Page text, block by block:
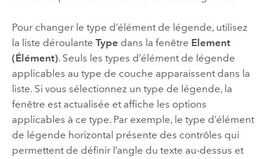
Pour changer le type d’élément de légende, utilisez
la liste déroulante Type dans la fenêtre Element
(Élément). Seuls les types d’élément de légende
applicables au type de couche apparaissent dans la
liste. Si vous sélectionnez un type de légende, la
fenêtre est actualisée et affiche les options
applicables à ce type. Par exemple, le type d’élément
de légende horizontal présente des contrôles qui
permettent de définir l’angle du texte au-dessus et